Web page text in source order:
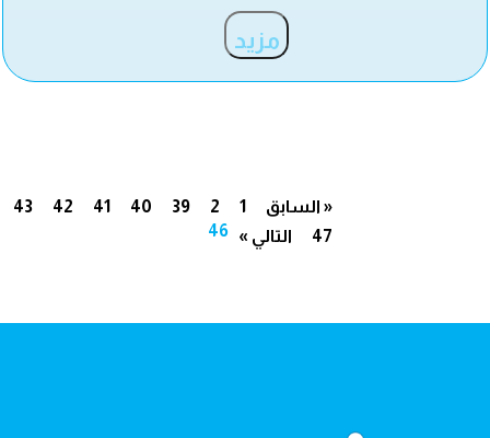
مزيد
« السابق 1
2
39
40
41
42
43
46
47 التالي »